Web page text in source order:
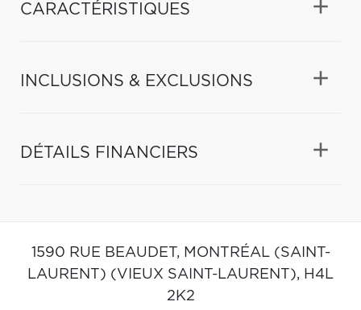
CARACTÉRISTIQUES
INCLUSIONS & EXCLUSIONS
DÉTAILS FINANCIERS
1590 RUE BEAUDET, MONTRÉAL (SAINT-
LAURENT) (VIEUX SAINT-LAURENT), H4L
2K2